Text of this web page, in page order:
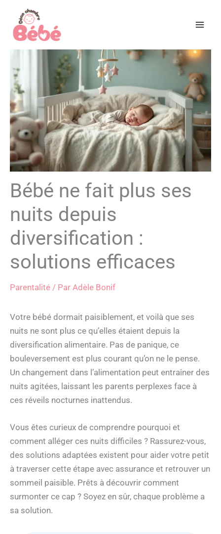
contenu
Bébé ne fait plus ses
nuits depuis
diversification :
solutions efficaces
Parentalité / Par Adèle Bonif
Votre bébé dormait paisiblement, et voilà que ses
nuits ne sont plus ce qu’elles étaient depuis la
diversification alimentaire. Pas de panique, ce
bouleversement est plus courant qu’on ne le pense.
Un changement dans l’alimentation peut entraîner des
nuits agitées, laissant les parents perplexes face à
ces réveils nocturnes inattendus.
Vous êtes curieux de comprendre pourquoi et
comment alléger ces nuits difficiles ? Rassurez-vous,
des solutions adaptées existent pour aider votre petit
à traverser cette étape avec assurance et retrouver un
sommeil paisible. Prêts à découvrir comment
surmonter ce cap ? Soyez en sûr, chaque problème a
sa solution.